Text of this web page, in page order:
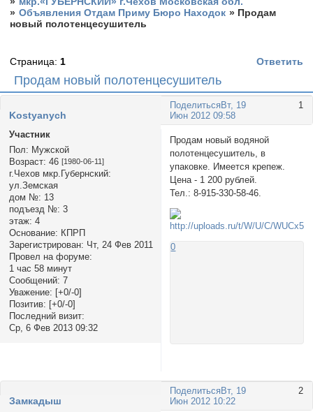
» Объявления Отдам Приму Бюро Находок » Продам
новый полотенцесушитель
Продам новый полотенцесушитель
Страница: 1 Ответить
Поделиться 1
Вт, 19
Июн 2012 09:58
Kоstyanych
Участник
Пол: Мужской
Возраст: 46 [1980-06-11]
г.Чехов мкр.Губернский:
ул.Земская
дом №: 13
подъезд №: 3
этаж: 4
Основание: КПРП
Зарегистрирован: Чт, 24 Фев 2011
Провел на форуме:
1 час 58 минут
Сообщений: 7
Уважение: [+0/-0]
Позитив: [+0/-0]
Последний визит:
Ср, 6 Фев 2013 09:32
Продам новый водяной
полотенцесушитель, в
упаковке. Имеется крепеж.
Цена - 1 200 рублей.
Тел.: 8-915-330-58-46.
0
Поделиться 2
Вт, 19
Июн 2012 10:22
Замкадыш